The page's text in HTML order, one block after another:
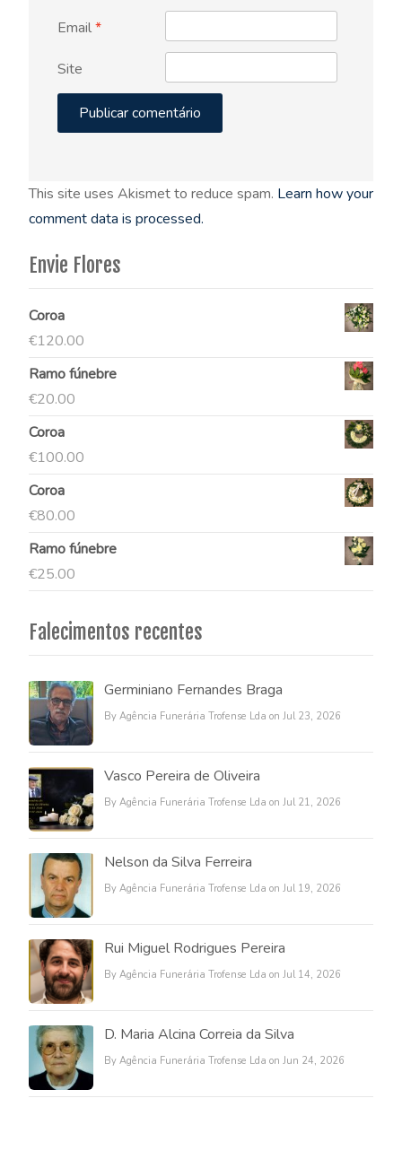
Email*
Site
This site uses Akismet to reduce spam. Learn how your
comment data is processed.
Envie Flores
Coroa
€120.00
Ramo fúnebre
€20.00
Coroa
€100.00
Coroa
€80.00
Ramo fúnebre
€25.00
Falecimentos recentes
Germiniano Fernandes Braga
By Agência Funerária Trofense Lda on Jul 23, 2026
Vasco Pereira de Oliveira
By Agência Funerária Trofense Lda on Jul 21, 2026
Nelson da Silva Ferreira
By Agência Funerária Trofense Lda on Jul 19, 2026
Rui Miguel Rodrigues Pereira
By Agência Funerária Trofense Lda on Jul 14, 2026
D. Maria Alcina Correia da Silva
By Agência Funerária Trofense Lda on Jun 24, 2026